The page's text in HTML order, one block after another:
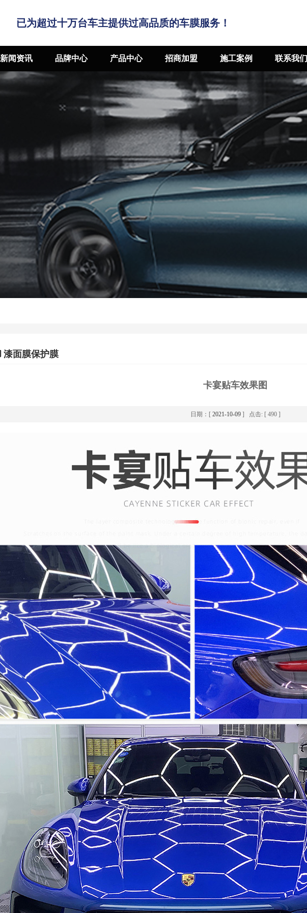
已为超过十万台车主提供过高品质的车膜服务！
新闻资讯 品牌中心 产品中心 招商加盟 施工案例 联系我们
漆面膜保护膜
卡宴贴车效果图
日期：[ 2021-10-09] 点击: [ 490 ]